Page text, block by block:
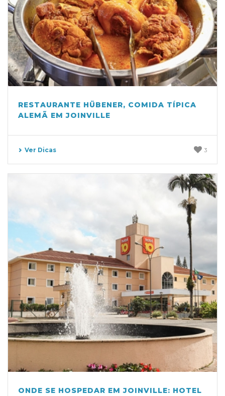
RESTAURANTE HÜBENER, COMIDA TÍPICA
ALEMÃ EM JOINVILLE
Ver Dicas 3
ONDE SE HOSPEDAR EM JOINVILLE: HOTEL